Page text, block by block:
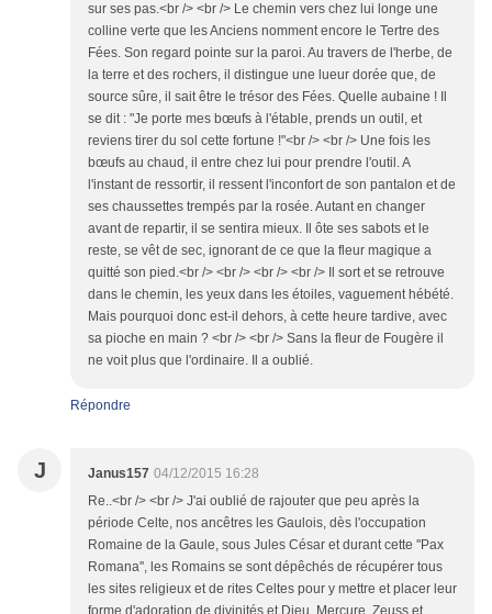
sur ses pas.<br /> <br /> Le chemin vers chez lui longe une
colline verte que les Anciens nomment encore le Tertre des
Fées. Son regard pointe sur la paroi. Au travers de l'herbe, de
la terre et des rochers, il distingue une lueur dorée que, de
source sûre, il sait être le trésor des Fées. Quelle aubaine ! Il
se dit : "Je porte mes bœufs à l'étable, prends un outil, et
reviens tirer du sol cette fortune !"<br /> <br /> Une fois les
bœufs au chaud, il entre chez lui pour prendre l'outil. A
l'instant de ressortir, il ressent l'inconfort de son pantalon et de
ses chaussettes trempés par la rosée. Autant en changer
avant de repartir, il se sentira mieux. Il ôte ses sabots et le
reste, se vêt de sec, ignorant de ce que la fleur magique a
quitté son pied.<br /> <br /> <br /> <br /> Il sort et se retrouve
dans le chemin, les yeux dans les étoiles, vaguement hébété.
Mais pourquoi donc est-il dehors, à cette heure tardive, avec
sa pioche en main ? <br /> <br /> Sans la fleur de Fougère il
ne voit plus que l'ordinaire. Il a oublié.
Répondre
J Janus157 04/12/2015 16:28
Re..<br /> <br /> J'ai oublié de rajouter que peu après la
période Celte, nos ancêtres les Gaulois, dès l'occupation
Romaine de la Gaule, sous Jules César et durant cette ''Pax
Romana'', les Romains se sont dépêchés de récupérer tous
les sites religieux et de rites Celtes pour y mettre et placer leur
forme d'adoration de divinités et Dieu..Mercure..Zeuss et